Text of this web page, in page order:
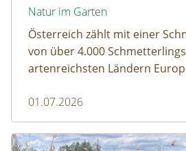
Natur im Garten
Österreich zählt mit einer
von über 4.000
artenreichsten Ländern
01.07.2026
Naturmagazin: Die Rückkehr der
Die Rückkehr der Big Five im